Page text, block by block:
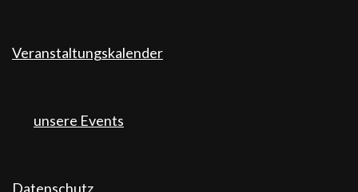
Veranstaltungskalender
unsere Events
Datenschutz